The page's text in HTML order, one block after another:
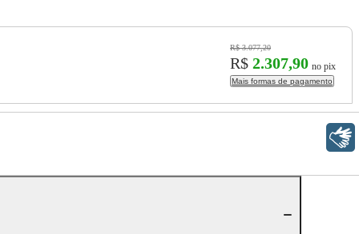
R$ 3.077,20
R$ 2.307,90 no pix
Mais formas de pagamento